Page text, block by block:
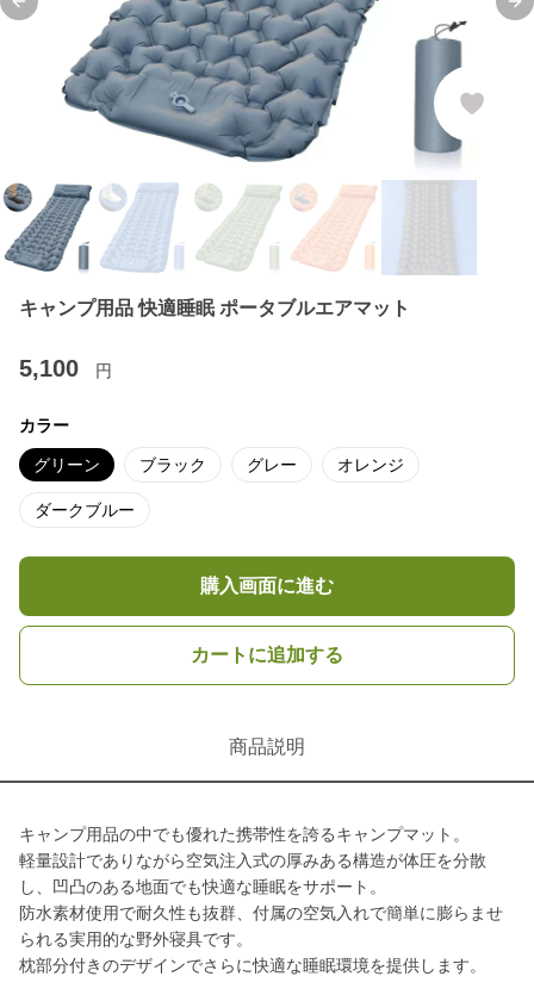
Previous slide
キャンプ用品 快適睡眠 ポータブルエアマット
5,100 円
カラー
グリーン ブラック グレー オレンジ
ダークブルー
購入画面に進む
カートに追加する
商品説明
キャンプ用品の中でも優れた携帯性を誇るキャンプマット。
軽量設計でありながら空気注入式の厚みある構造が体圧を分散
し、凹凸のある地面でも快適な睡眠をサポート。
防水素材使用で耐久性も抜群、付属の空気入れで簡単に膨らませ
られる実用的な野外寝具です。
枕部分付きのデザインでさらに快適な睡眠環境を提供します。